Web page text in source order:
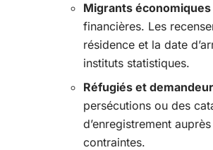
Migrants économiques
financières. Les
résidence et la date
instituts statistiques.
Réfugiés et
persécutions ou des
d’enregistrement
contraintes.